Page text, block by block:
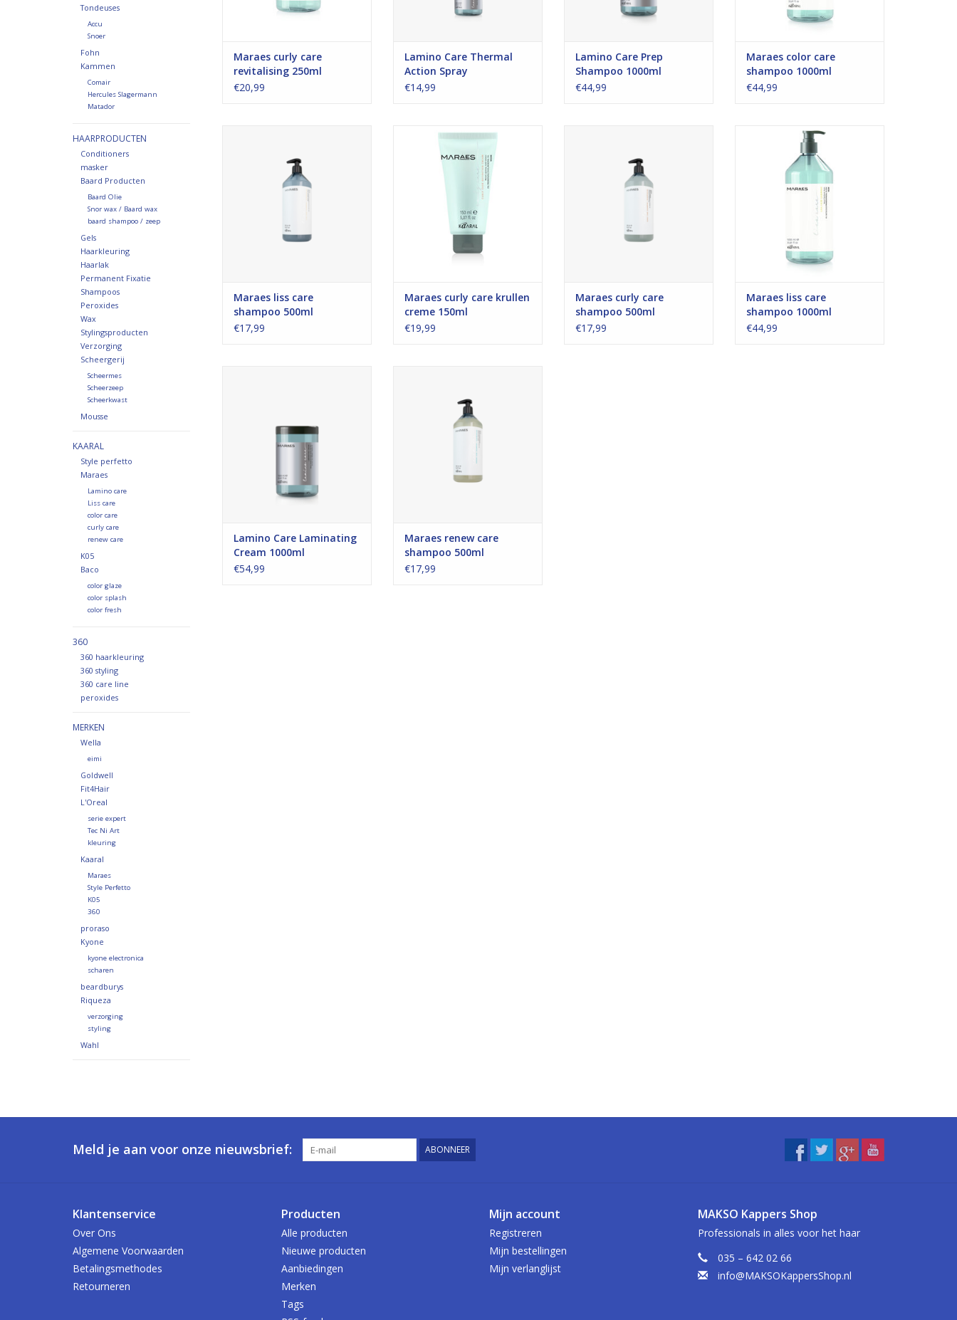
Tondeuses
Accu
Snoer
Fohn
Kammen
Comair
Hercules Slagermann
Matador
HAARPRODUCTEN
Conditioners
masker
Baard Producten
Baard Olie
Snor wax / Baard wax
baard shampoo / zeep
Gels
Haarkleuring
Haarlak
Permanent Fixatie
Shampoos
Peroxides
Wax
Stylingsproducten
Verzorging
Scheergerij
Scheermes
Scheerzeep
Scheerkwast
Mousse
KAARAL
Style perfetto
Maraes
Lamino care
Liss care
color care
curly care
renew care
K05
Baco
color glaze
color splash
color fresh
360
360 haarkleuring
360 styling
360 care line
peroxides
MERKEN
Wella
eimi
Goldwell
Fit4Hair
L'Oreal
serie expert
Tec Ni Art
kleuring
Kaaral
Maraes
Style Perfetto
K05
360
proraso
Kyone
kyone electronica
scharen
beardburys
Riqueza
verzorging
styling
Wahl
Maraes curly care
revitalising 250ml
€20,99
Lamino Care Thermal
Action Spray
€14,99
Lamino Care Prep
Shampoo 1000ml
€44,99
Maraes color care
shampoo 1000ml
€44,99
Maakt het haar glad en glanzend.
TOEVOEGEN AAN WINKELWAGEN
Maraes liss care
shampoo 500ml
€17,99
krullencreme 150ml Een krul
activerende stylingscreme die
natuurlijk golvend of
gepermanent haar mild verzorgt
en krullen accentueert.
TOEVOEGEN AAN WINKELWAGEN
Maraes curly care krullen
creme 150ml
€19,99
voor gepermanent of natuurlijk
krullend haar.
TOEVOEGEN AAN WINKELWAGEN
Maraes curly care
shampoo 500ml
€17,99
Verzorgende shampoo die
pluizend haar sluit en voedt,
Maakt het haar glad en glanzend.
TOEVOEGEN AAN WINKELWAGEN
Maraes liss care
shampoo 1000ml
€44,99
Lamino Care Laminating
Cream 1000ml
€54,99
TOEVOEGEN AAN WINKELWAGEN
Maraes renew care
shampoo 500ml
€17,99
Meld je aan voor onze nieuwsbrief: ABONNEER
Klantenservice
Over Ons
Algemene Voorwaarden
Betalingsmethodes
Retourneren
Producten
Alle producten
Nieuwe producten
Aanbiedingen
Merken
Tags
Mijn account
Registreren
Mijn bestellingen
Mijn verlanglijst
MAKSO Kappers Shop
Professionals in alles voor het haar
035 – 642 02 66
info@MAKSOKappersShop.nl